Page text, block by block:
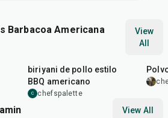
Barbacoa Americana
View
All
biriyani de pollo estilo
BBQ americano
C chefspalette
View All